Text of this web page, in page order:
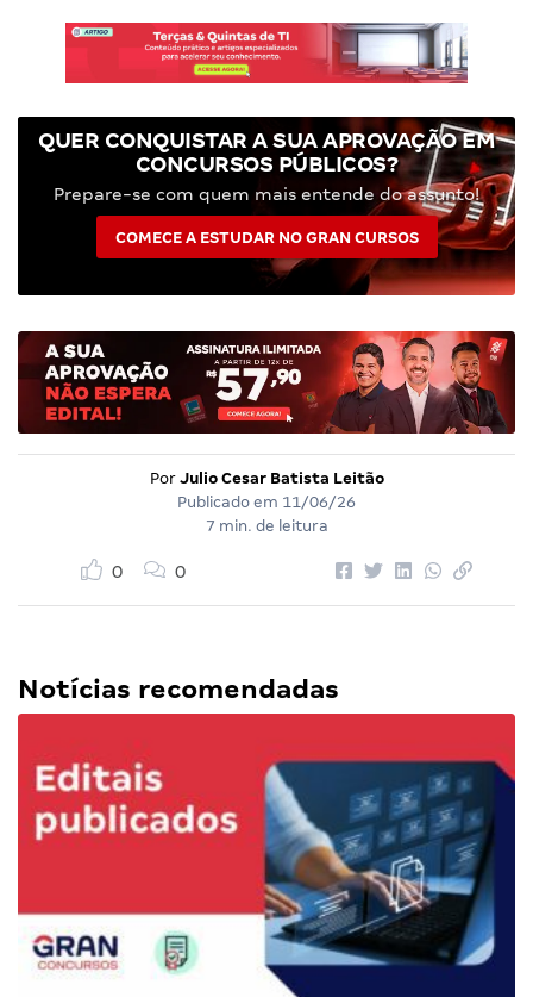
QUER CONQUISTAR A SUA APROVAÇÃO EM
CONCURSOS PÚBLICOS?
Prepare-se com quem mais entende do assunto!
COMECE A ESTUDAR NO GRAN CURSOS
Por Julio Cesar Batista Leitão
Publicado em 11/06/26
7 min. de leitura
0 0
Notícias recomendadas